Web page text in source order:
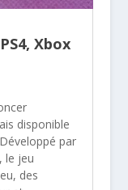
Xbox
disponible
par
le jeu
des